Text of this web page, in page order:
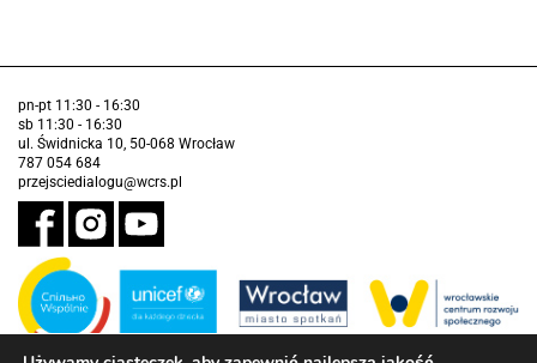
pn-pt 11:30 - 16:30
sb 11:30 - 16:30
ul. Świdnicka 10, 50-068 Wrocław
787 054 684
przejsciedialogu@wcrs.pl